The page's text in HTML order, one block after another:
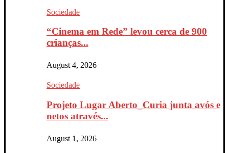
Sociedade
“Cinema em Rede” levou cerca de 900
crianças...
August 4, 2026
Sociedade
Projeto Lugar Aberto_Curia junta avós e
netos através...
August 1, 2026